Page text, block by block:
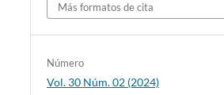
Más formatos de cita
Número
Vol. 30 Núm. 02 (2024)